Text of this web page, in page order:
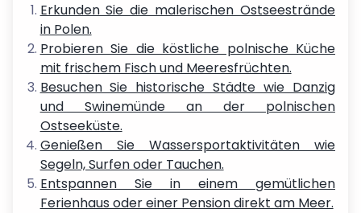
Erkunden Sie die malerischen Ostseestrände
in Polen.
Probieren Sie die köstliche polnische Küche
mit frischem Fisch und Meeresfrüchten.
Besuchen Sie historische Städte wie Danzig
und Swinemünde an der polnischen
Ostseeküste.
Genießen Sie Wassersportaktivitäten wie
Segeln, Surfen oder Tauchen.
Entspannen Sie in einem gemütlichen
Ferienhaus oder einer Pension direkt am Meer.